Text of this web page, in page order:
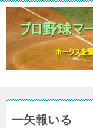
一矢報いる